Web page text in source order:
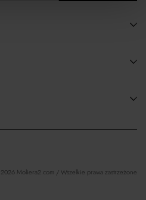
Moliera2.com / Wszelkie prawa zastrzeżone